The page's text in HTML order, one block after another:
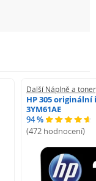
Další Náplně a
HP 305
3YM61AE
94 %
(472 hodnocení)